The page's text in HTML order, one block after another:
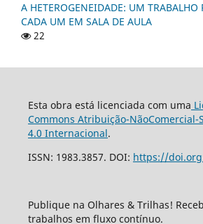
A HETEROGENEIDADE: UM TRABALHO
CADA UM EM SALA DE AULA
22
Esta obra está licenciada com uma
Commons Atribuição-NãoComercial-
4.0 Internacional.
ISSN: 1983.3857. DOI: https://
Publique na Olhares & Trilhas!
trabalhos em fluxo contínuo.